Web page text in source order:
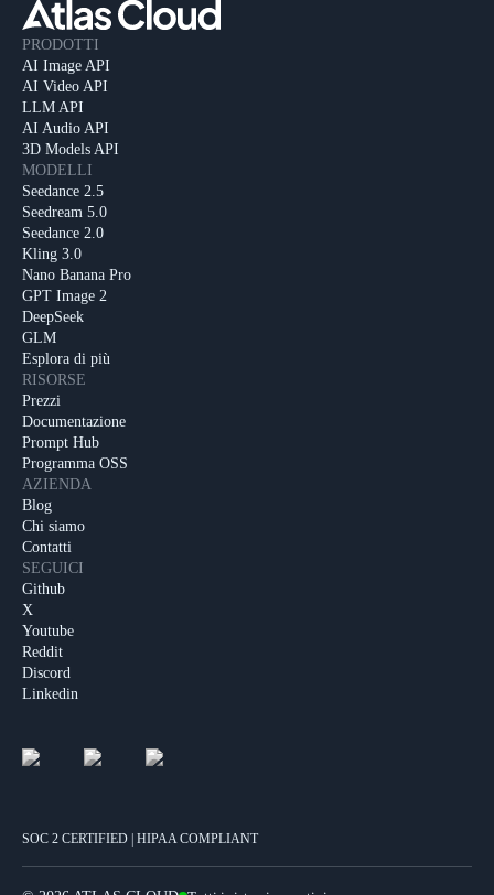
PRODOTTI
AI Image API
AI Video API
LLM API
AI Audio API
3D Models API
MODELLI
Seedance 2.5
Seedream 5.0
Seedance 2.0
Kling 3.0
Nano Banana Pro
GPT Image 2
DeepSeek
GLM
Esplora di più
RISORSE
Prezzi
Documentazione
Prompt Hub
Programma OSS
AZIENDA
Blog
Chi siamo
Contatti
SEGUICI
Github
X
Youtube
Reddit
Discord
Linkedin
SOC 2 CERTIFIED | HIPAA COMPLIANT